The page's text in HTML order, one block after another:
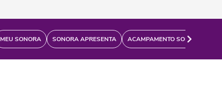
MEU SONORA SONORA APRESENTA ACAMPAMENTO SONORA